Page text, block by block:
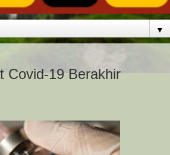
▼
Covid-19 Berakhir